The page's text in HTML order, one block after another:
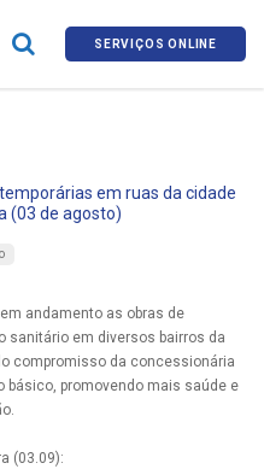
SERVIÇOS ONLINE
em ruas da cidade
(03 de agosto)
andamento as obras de
sanitário em diversos bairros da
compromisso da concessionária
promovendo mais saúde e
(03.09):